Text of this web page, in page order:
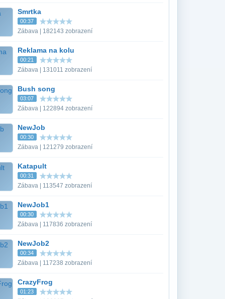
Smrtka
00:37
Zábava | 182143 zobrazení
Reklama na kolu
00:21
Zábava | 131011 zobrazení
Bush song
03:07
Zábava | 122894 zobrazení
NewJob
00:30
Zábava | 121279 zobrazení
Katapult
00:31
Zábava | 113547 zobrazení
NewJob1
00:30
Zábava | 117836 zobrazení
NewJob2
00:34
Zábava | 117238 zobrazení
CrazyFrog
01:23